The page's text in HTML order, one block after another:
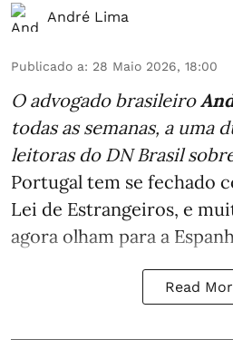
André Lima
Publicado a: 28 Maio 2026, 18:00
O advogado brasileiro
todas as semanas, a uma
leitoras do DN Brasil
Portugal tem se fechado
Lei de Estrangeiros, e
agora olham para a
Read